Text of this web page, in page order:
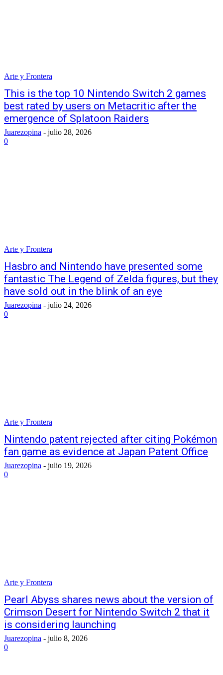
Arte y Frontera
This is the top 10 Nintendo Switch 2 games
best rated by users on Metacritic after the
emergence of Splatoon Raiders
Juarezopina - julio 28, 2026
0
Arte y Frontera
Hasbro and Nintendo have presented some
fantastic The Legend of Zelda figures, but they
have sold out in the blink of an eye
Juarezopina - julio 24, 2026
0
Arte y Frontera
Nintendo patent rejected after citing Pokémon
fan game as evidence at Japan Patent Office
Juarezopina - julio 19, 2026
0
Arte y Frontera
Pearl Abyss shares news about the version of
Crimson Desert for Nintendo Switch 2 that it
is considering launching
Juarezopina - julio 8, 2026
0